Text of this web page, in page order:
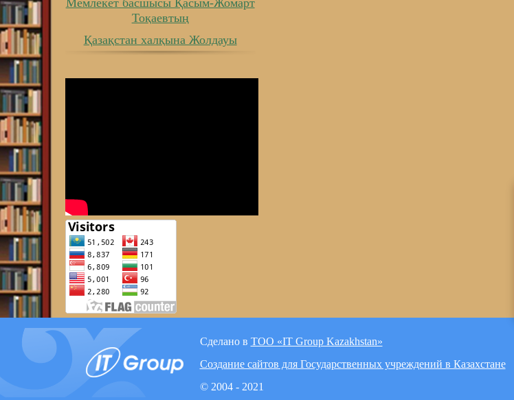
Мемлекет басшысы Қасым-Жомарт
Тоқаевтың
Қазақстан халқына Жолдауы
Сделано в ТОО «IT Group Kazakhstan»
Создание сайтов для Государственных учреждений в Казахстане
© 2004 - 2021